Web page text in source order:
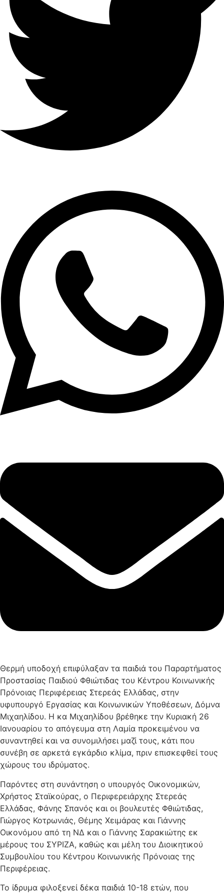
Θερμή υποδοχή επιφύλαξαν τα παιδιά του Παραρτήματος
Προστασίας Παιδιού Φθιώτιδας του Κέντρου Κοινωνικής
Πρόνοιας Περιφέρειας Στερεάς Ελλάδας, στην
υφυπουργό Εργασίας και Κοινωνικών Υποθέσεων, Δόμνα
Μιχαηλίδου. Η κα Μιχαηλίδου βρέθηκε την Κυριακή 26
Ιανουαρίου το απόγευμα στη Λαμία προκειμένου να
συναντηθεί και να συνομιλήσει μαζί τους, κάτι που
συνέβη σε αρκετά εγκάρδιο κλίμα, πριν επισκεφθεί τους
χώρους του ιδρύματος.
Παρόντες στη συνάντηση ο υπουργός Οικονομικών,
Χρήστος Σταϊκούρας, ο Περιφερειάρχης Στερεάς
Ελλάδας, Φάνης Σπανός και οι βουλευτές Φθιώτιδας,
Γιώργος Κοτρωνιάς, Θέμης Χειμάρας και Γιάννης
Οικονόμου από τη ΝΔ και ο Γιάννης Σαρακιώτης εκ
μέρους του ΣΥΡΙΖΑ, καθώς και μέλη του Διοικητικού
Συμβουλίου του Κέντρου Κοινωνικής Πρόνοιας της
Περιφέρειας.
Το ίδρυμα φιλοξενεί δέκα παιδιά 10-18 ετών, που